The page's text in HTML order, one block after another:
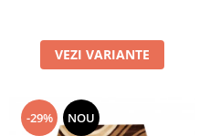
VEZI VARIANTE
-29% NOU